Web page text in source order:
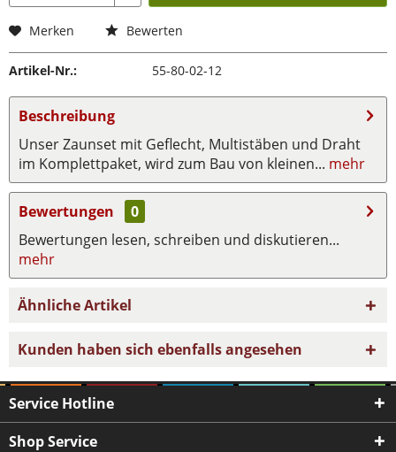
Merken Bewerten
Artikel-Nr.: 55-80-02-12
Beschreibung
Unser Zaunset mit Geflecht, Multistäben und Draht
im Komplettpaket, wird zum Bau von kleinen... mehr
Bewertungen
0
Bewertungen lesen, schreiben und diskutieren...
mehr
Ähnliche Artikel
Kunden haben sich ebenfalls angesehen
Service Hotline
Shop Service